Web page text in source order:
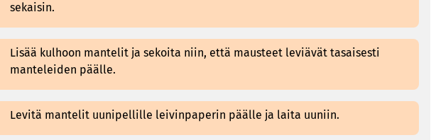
sekaisin.
Lisää kulhoon mantelit ja sekoita niin, että mausteet leviävät tasaisesti
manteleiden päälle.
Levitä mantelit uunipellille leivinpaperin päälle ja laita uuniin.